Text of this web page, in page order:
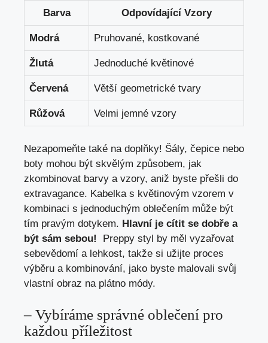
Barva Odpovídající ​Vzory
Modrá Pruhované, ⁤kostkované
Žlutá Jednoduché květinové
Červená Větší geometrické‌ tvary
Růžová Velmi jemné vzory
Nezapomeňte také na doplňky! ‌Šály, čepice nebo
‌boty mohou být skvělým​ způsobem, jak
zkombinovat barvy a vzory,⁤ aniž‌ byste přešli do‌
extravagance. Kabelka ​s květinovým vzorem v
kombinaci‌ s jednoduchým oblečením ​může být
tím‍ pravým dotykem. Hlavní je⁣ cítit se dobře a
být sám sebou!
‍ Preppy styl by⁢ měl vyzařovat⁢
sebevědomí a lehkost, takže si ⁢užijte proces
výběru a kombinování, ⁢jako ⁢byste ⁤malovali svůj
vlastní‍ obraz ​na plátno módy.
– Vybíráme‌ správné oblečení⁣ pro
každou příležitost